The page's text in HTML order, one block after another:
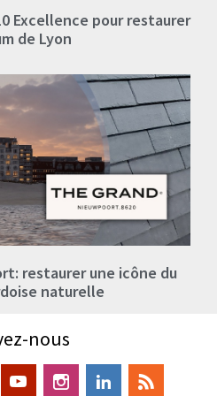
Excellence pour restaurer
de Lyon
restaurer une icône du
naturelle
nous